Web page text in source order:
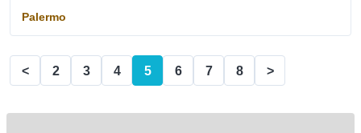
Palermo
< 2 3 4 5 6 7 8 >